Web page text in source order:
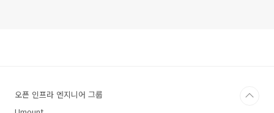
오픈 인프라 엔지니어 그룹